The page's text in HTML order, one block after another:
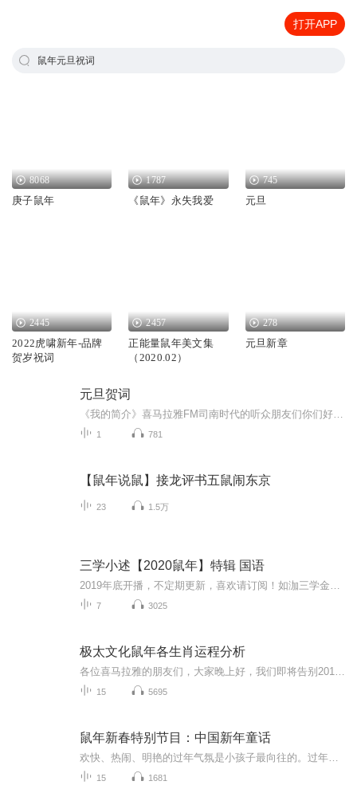
打开APP
鼠年元旦祝词
8068
庚子鼠年
1787
《鼠年》永失我爱
745
元旦
2445
2022虎啸新年-品牌
贺岁祝词
2457
正能量鼠年美文集
（2020.02）
278
元旦新章
元旦贺词
1 781
【鼠年说鼠】接龙评书五鼠闹东京
23 1.5万
三学小述【2020鼠年】特辑 国语
7 3025
极太文化鼠年各生肖运程分析
15 5695
鼠年新春特别节目：中国新年童话
15 1681